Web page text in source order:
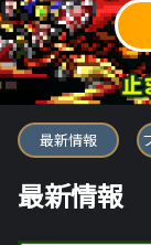
ブレイブ
最新情報
最新情報